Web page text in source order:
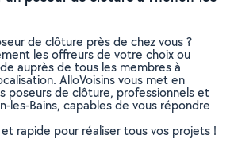
de clôture près de chez vous ?
les offreurs de votre choix ou
auprès de tous les membres à
AlloVoisins vous met en
poseurs de clôture, professionnels et
les-Bains, capables de vous répondre
rapide pour réaliser tous vos projets !